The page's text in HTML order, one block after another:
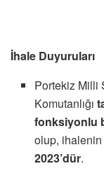
İhale Duyuruları
Portekiz Milli
Komutanlığı
fonksiyonlu
olup,
2023’dür.